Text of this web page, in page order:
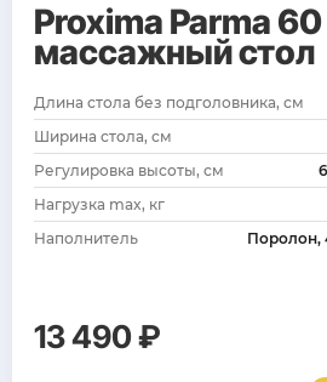
Proxima Parma 60
массажный стол
Длина стола без подголовника, см
Ширина стола, см
Регулировка высоты, см
Нагрузка max, кг
Наполнитель
Поролон,
13 490 ₽